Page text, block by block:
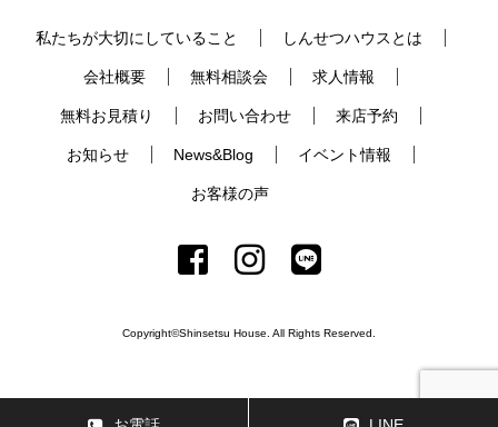
私たちが大切にしていること しんせつハウスとは
会社概要 無料相談会 求人情報
無料お見積り お問い合わせ 来店予約
お知らせ News&Blog イベント情報
お客様の声
Copyright©Shinsetsu House. All Rights Reserved.